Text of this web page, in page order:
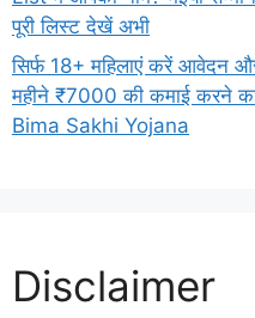
पूरी लिस्ट देखें अभी
सिर्फ 18+ महिलाएं करें आवेदन
महीने ₹7000 की कमाई करने
Bima Sakhi Yojana
Disclaimer